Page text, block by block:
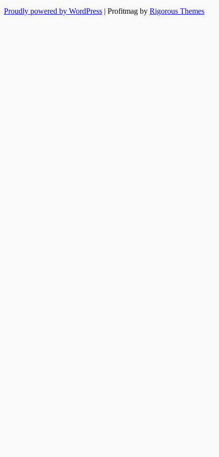
Proudly powered by WordPress | Profitmag by Rigorous Themes